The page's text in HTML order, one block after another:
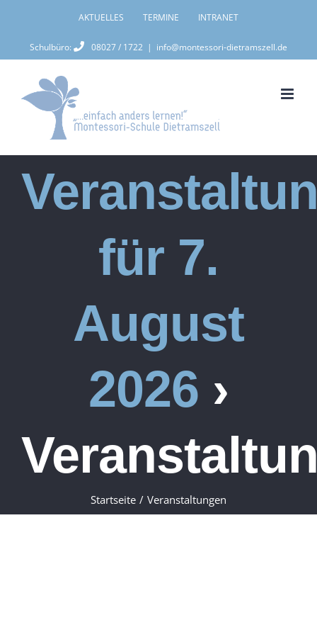
springen
AKTUELLES TERMINE INTRANET
Schulbüro: 08027 / 1722 | info@montessori-dietramszell.de
für 7.
August
2026 ›
Startseite Veranstaltungen